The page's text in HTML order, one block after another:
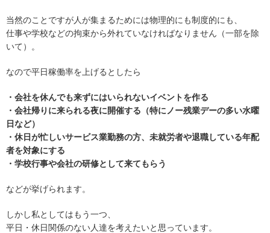
当然のことですが人が集まるためには物理的にも制度的にも、
仕事や学校などの拘束から外れていなければなりません（一部を除
いて）。
なので平日稼働率を上げるとしたら
・会社を休んでも来ずにはいられないイベントを作る
・会社帰りに来られる夜に開催する（特にノー残業デーの多い水曜
日など）
・休日が忙しいサービス業勤務の方、未就労者や退職している年配
者を対象にする
・学校行事や会社の研修として来てもらう
などが挙げられます。
しかし私としてはもう一つ、
平日・休日関係のない人達を考えたいと思っています。